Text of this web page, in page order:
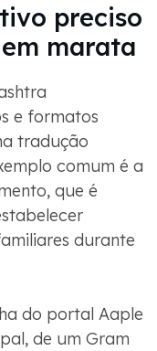
preciso
marata
e formatos
tradução
comum é a
que é
durante
do portal Aaple
de um Gram